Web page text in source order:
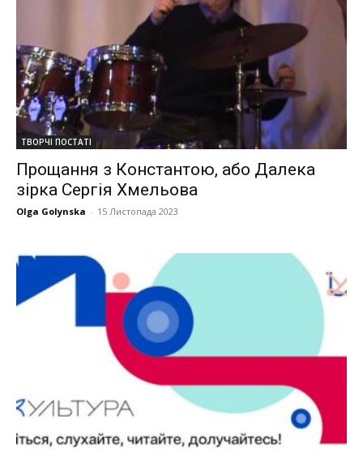
ТВОРЧІ ПОСТАТІ
Прощання з Константою, або Далека
зірка Сергія Хмельова
Olga Golynska - 15 Листопада 2023